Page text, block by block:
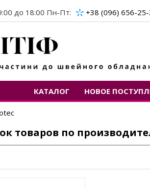
до 18:00 Пн-Пт: +38 (096) 656-
КАТАЛОГ НОВОЕ
товаров по